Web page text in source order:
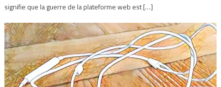
signifie que la guerre de la plateforme web est […]